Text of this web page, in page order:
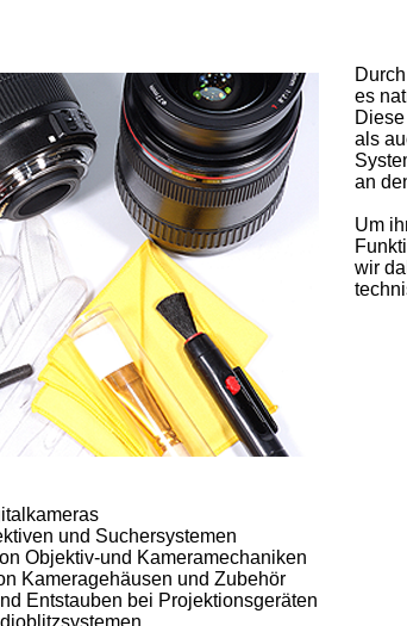
es
als
an
Um
wir
und Suchersystemen
Objektiv-und Kameramechaniken
Kameragehäusen und Zubehör
Entstauben bei Projektionsgeräten